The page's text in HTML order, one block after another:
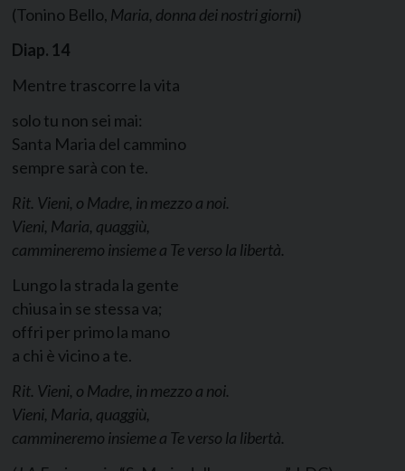
(Tonino Bello, Maria, donna dei nostri giorni)
Diap. 14
Mentre trascorre la vita
solo tu non sei mai:
Santa Maria del cammino
sempre sarà con te.
Rit. Vieni, o Madre, in mezzo a noi.
Vieni, Maria, quaggiù,
cammineremo insieme a Te verso la libertà.
Lungo la strada la gente
chiusa in se stessa va;
offri per primo la mano
a chi è vicino a te.
Rit. Vieni, o Madre, in mezzo a noi.
Vieni, Maria, quaggiù,
cammineremo insieme a Te verso la libertà.